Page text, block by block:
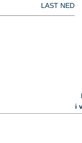
LAST NED
i